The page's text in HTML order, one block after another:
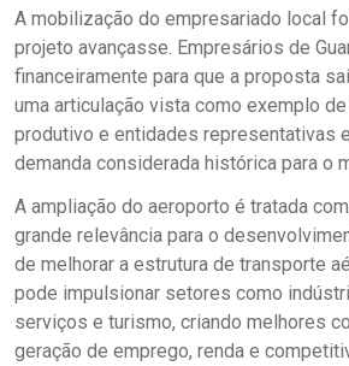
A mobilização do empresariado local
projeto avançasse. Empresários de
financeiramente para que a proposta
uma articulação vista como exemplo
produtivo e entidades representativas
demanda considerada histórica para o
A ampliação do aeroporto é tratada
grande relevância para o
de melhorar a estrutura de transporte
pode impulsionar setores como
serviços e turismo, criando melhores
geração de emprego, renda e